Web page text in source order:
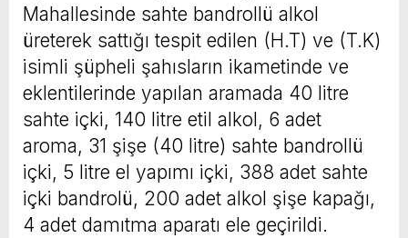
Mahallesinde sahte bandrollü alkol
üreterek sattığı tespit edilen (H.T) ve (T.K)
isimli şüpheli şahısların ikametinde ve
eklentilerinde yapılan aramada 40 litre
sahte içki, 140 litre etil alkol, 6 adet
aroma, 31 şişe (40 litre) sahte bandrollü
içki, 5 litre el yapımı içki, 388 adet sahte
içki bandrolü, 200 adet alkol şişe kapağı,
4 adet damıtma aparatı ele geçirildi.